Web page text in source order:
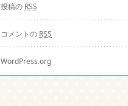
投稿の RSS
コメントの RSS
WordPress.org